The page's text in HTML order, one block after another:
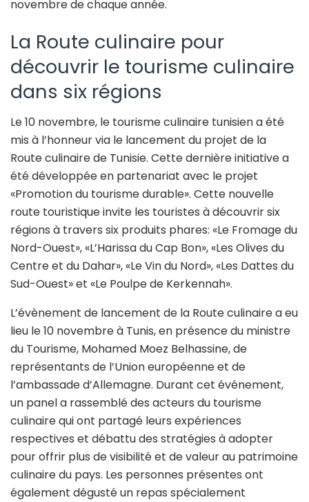
novembre de chaque année.
La Route culinaire pour
découvrir le tourisme culinaire
dans six régions
Le 10 novembre, le tourisme culinaire tunisien a été
mis à l’honneur via le lancement du projet de la
Route culinaire de Tunisie. Cette dernière initiative a
été développée en partenariat avec le projet
«Promotion du tourisme durable». Cette nouvelle
route touristique invite les touristes à découvrir six
régions à travers six produits phares: «Le Fromage du
Nord-Ouest», «L’Harissa du Cap Bon», «Les Olives du
Centre et du Dahar», «Le Vin du Nord», «Les Dattes du
Sud-Ouest» et «Le Poulpe de Kerkennah».
L’évènement de lancement de la Route culinaire a eu
lieu le 10 novembre à Tunis, en présence du ministre
du Tourisme, Mohamed Moez Belhassine, de
représentants de l’Union européenne et de
l’ambassade d’Allemagne. Durant cet événement,
un panel a rassemblé des acteurs du tourisme
culinaire qui ont partagé leurs expériences
respectives et débattu des stratégies à adopter
pour offrir plus de visibilité et de valeur au patrimoine
culinaire du pays. Les personnes présentes ont
également dégusté un repas spécialement